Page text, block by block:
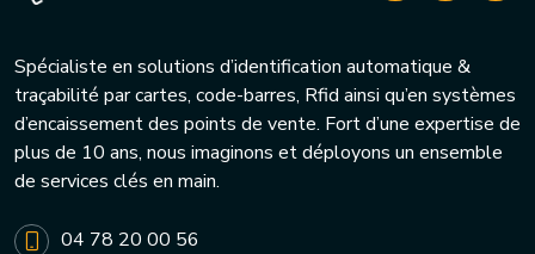
Spécialiste en solutions d’identification automatique &
traçabilité par cartes, code-barres, Rfid ainsi qu’en systèmes
d’encaissement des points de vente. Fort d’une expertise de
plus de 10 ans, nous imaginons et déployons un ensemble
de services clés en main.
04 78 20 00 56